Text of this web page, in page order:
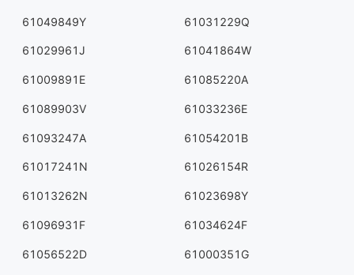
61049849Y 61031229Q
61029961J 61041864W
61009891E 61085220A
61089903V 61033236E
61093247A 61054201B
61017241N 61026154R
61013262N 61023698Y
61096931F 61034624F
61056522D 61000351G